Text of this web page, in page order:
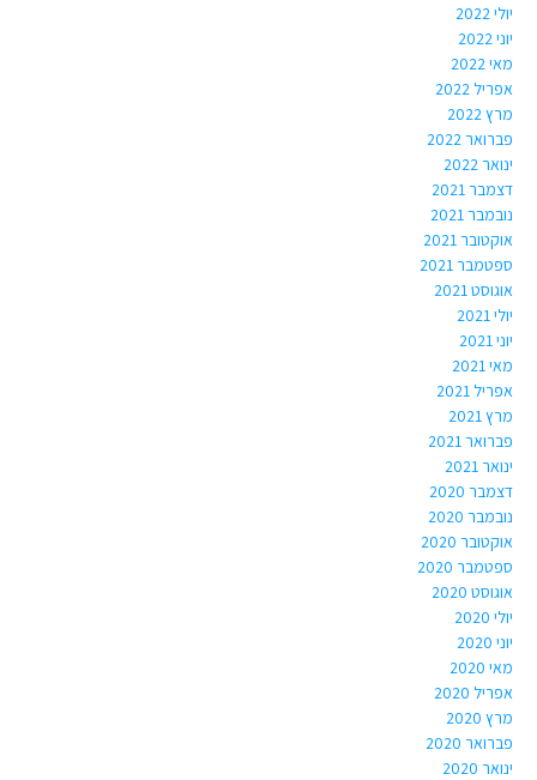
יולי 2022
יוני 2022
מאי 2022
אפריל 2022
מרץ 2022
פברואר 2022
ינואר 2022
דצמבר 2021
נובמבר 2021
אוקטובר 2021
ספטמבר 2021
אוגוסט 2021
יולי 2021
יוני 2021
מאי 2021
אפריל 2021
מרץ 2021
פברואר 2021
ינואר 2021
דצמבר 2020
נובמבר 2020
אוקטובר 2020
ספטמבר 2020
אוגוסט 2020
יולי 2020
יוני 2020
מאי 2020
אפריל 2020
מרץ 2020
פברואר 2020
ינואר 2020